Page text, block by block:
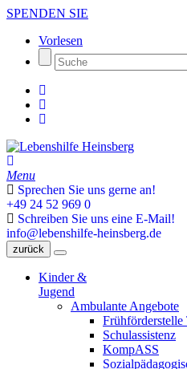
SPENDEN SIE
Vorlesen
Menu
Sprechen Sie uns gerne an!
+49 24 52 969 0
Schreiben Sie uns eine E-Mail!
info@lebenshilfe-heinsberg.de
zurück
Kinder &
Jugend
Ambulante Angebote
Frühförderstelle
Schulassistenz
KompASS